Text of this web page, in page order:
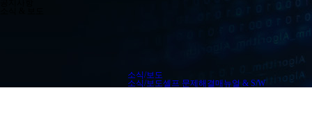
소식/보도
소식/보도셀프 문제해결매뉴얼 & S/W